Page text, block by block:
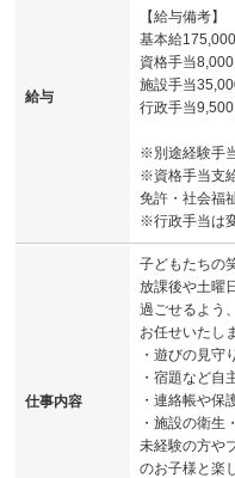
給与
【給与備考】
基本給
資格手当8,000
施設手当
行政手当9,500
※別途経験手
※資格手当支
免許・社会福
※行政手当は
仕事内容
子どもたちの
放課後や土曜
過ごせるよう
お任せいたし
・遊びの見守
・宿題など自
・連絡帳や保
・施設の衛
未経験の方や
のお子様と楽